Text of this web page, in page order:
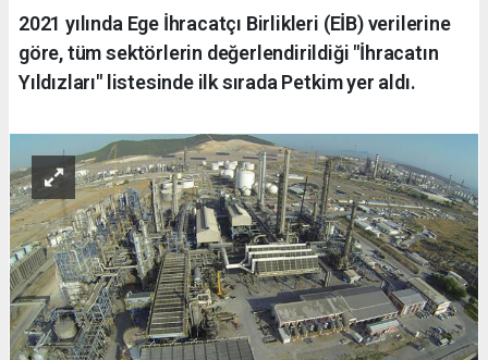
2021 yılında Ege İhracatçı Birlikleri (EİB) verilerine
göre, tüm sektörlerin değerlendirildiği "İhracatın
Yıldızları" listesinde ilk sırada Petkim yer aldı.